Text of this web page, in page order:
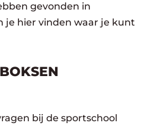
gevonden in
je hier vinden waar je kunt
bij de sportschool